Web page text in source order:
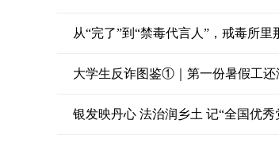
从“完了”到“禁毒代言人”，戒毒所
大学生反诈图鉴①｜第一份暑假工还
银发映丹心 法治润乡土 记“全国优秀